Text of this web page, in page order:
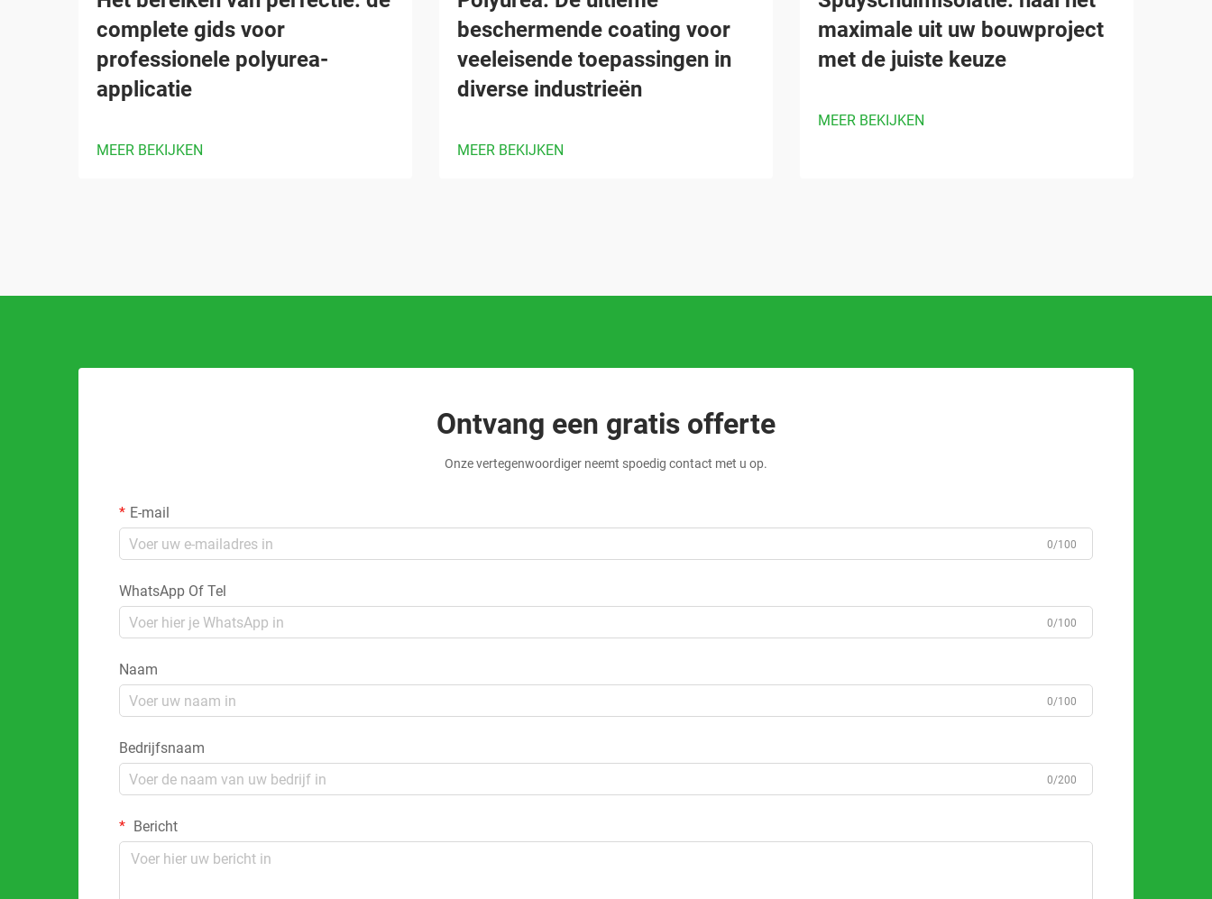
complete gids voor
professionele polyurea-
applicatie
MEER BEKIJKEN
beschermende coating voor
veeleisende toepassingen in
diverse industrieën
MEER BEKIJKEN
maximale uit uw bouwproject
met de juiste keuze
MEER BEKIJKEN
Ontvang een gratis offerte
Onze vertegenwoordiger neemt spoedig contact met u op.
E-mail
0/100
WhatsApp Of Tel
0/100
Naam
0/100
Bedrijfsnaam
0/200
Bericht